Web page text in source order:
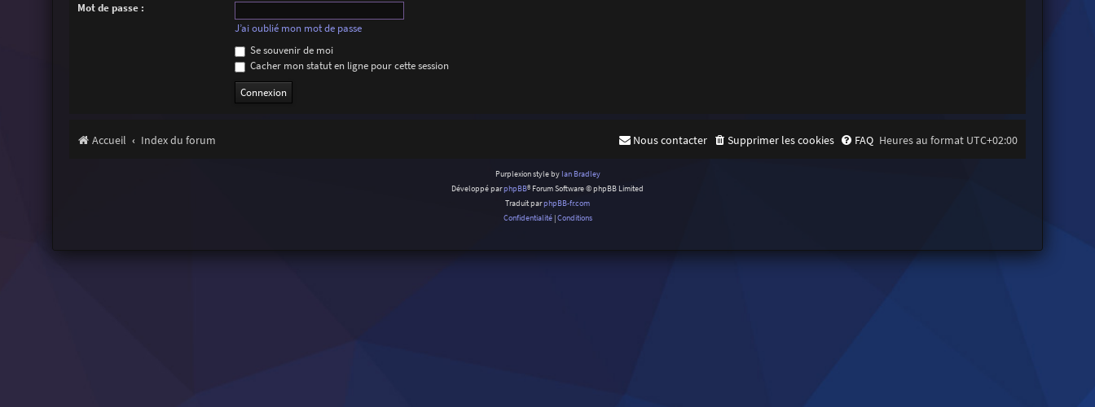
Mot de passe :
J’ai oublié mon mot de passe
Se souvenir de moi
Cacher mon statut en ligne pour cette session
Accueil Index du forum Heures au format UTC+02:00
FAQ
Supprimer les cookies
Nous contacter
Purplexion style by Ian Bradley
Développé parphpBB® Forum Software © phpBB Limited
Traduit parphpBB-fr.com
Confidentialité|Conditions